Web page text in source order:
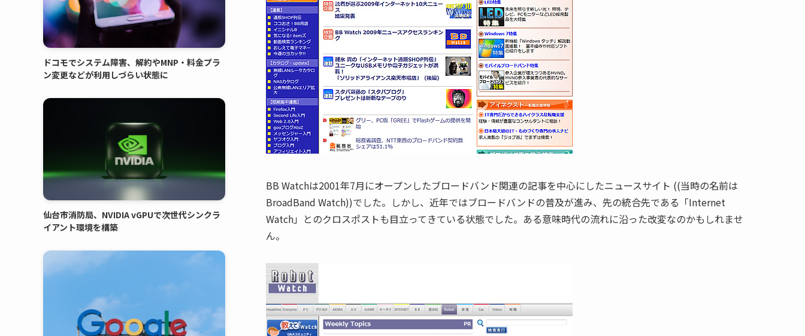
BB Watchは2001年7月にオープンしたブロードバンド関連の記事を中心にしたニュースサイト ((当時の名前は
BroadBand Watch))でした。しかし、近年ではブロードバンドの普及が進み、先の統合先である「Internet
Watch」とのクロスポストも目立ってきている状態でした。ある意味時代の流れに沿った改変なのかもしれませ
ん。
ドコモでシステム障害、解約やMNP・料金プラ
ン変更などが利用しづらい状態に
仙台市消防局、NVIDIA vGPUで次世代シンクラ
イアント環境を構築